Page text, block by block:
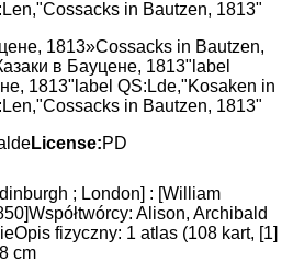
1813»Cossacks in Bautzen,
в Бауцене, 1813"label
1813"label QS:Lde,"Kosaken in
in Bautzen, 1813"
License:PD